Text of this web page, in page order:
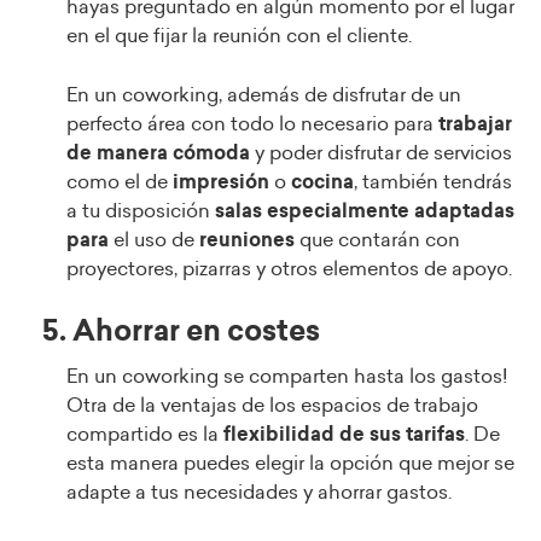
hayas preguntado en algún momento por el lugar
en el que fijar la reunión con el cliente.
En un coworking, además de disfrutar de un
perfecto área con todo lo necesario para trabajar
de manera cómoda y poder disfrutar de servicios
como el de impresión o cocina, también tendrás
a tu disposición salas especialmente adaptadas
para el uso de reuniones que contarán con
proyectores, pizarras y otros elementos de apoyo.
5. Ahorrar en costes
En un coworking se comparten hasta los gastos!
Otra de la ventajas de los espacios de trabajo
compartido es la flexibilidad de sus tarifas. De
esta manera puedes elegir la opción que mejor se
adapte a tus necesidades y ahorrar gastos.